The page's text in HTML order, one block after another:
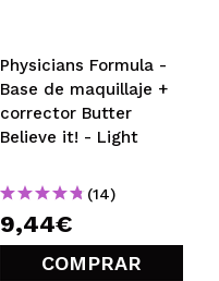
Physicians Formula -
Base de maquillaje +
corrector Butter
Believe it! - Light
(14)
9,44€
COMPRAR